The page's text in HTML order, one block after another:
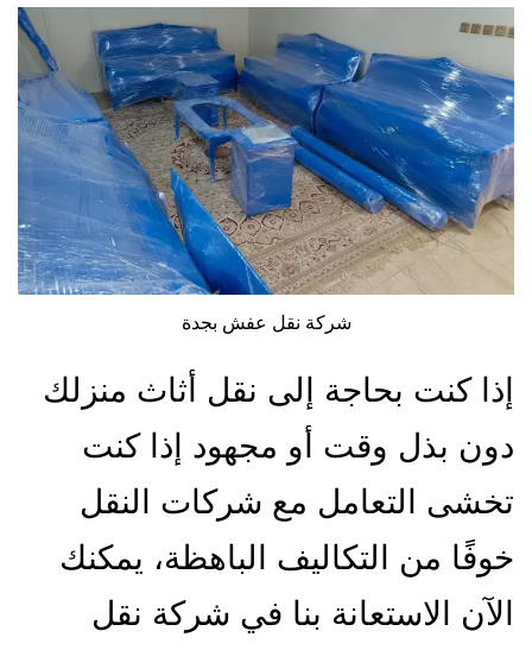
شركة نقل عفش بجدة
إذا كنت بحاجة إلى نقل أثاث منزلك
دون بذل وقت أو مجهود إذا كنت
تخشى التعامل مع شركات النقل
خوفًا من التكاليف الباهظة، يمكنك
الآن الاستعانة بنا في شركة نقل